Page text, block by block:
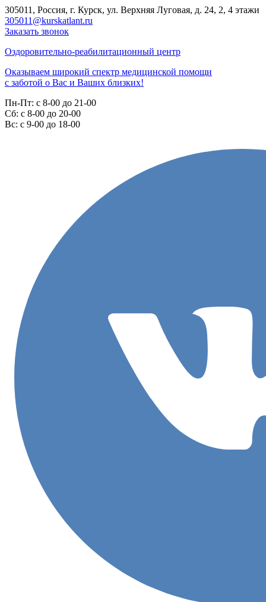
305011, Россия, г. Курск, ул. Верхняя Луговая, д. 24, 2, 4 этажи
305011@kurskatlant.ru
Заказать звонок
Оздоровительно-реабилитационный центр
Оказываем широкий спектр медицинской помощи
с заботой о Вас и Ваших близких!
Пн-Пт: с 8-00 до 21-00
Cб: с 8-00 до 20-00
Вс: с 9-00 до 18-00